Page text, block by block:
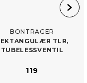
BONTRAGER
TLR,
TUBELESSVENTIL
119